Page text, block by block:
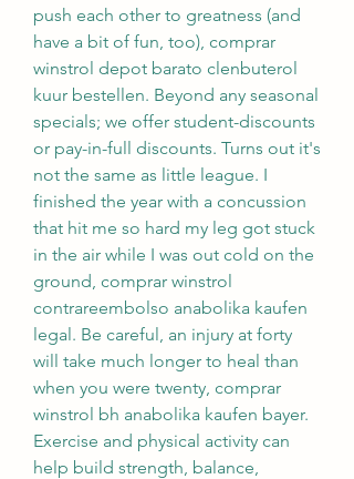
push each other to greatness (and
have a bit of fun, too), comprar
winstrol depot barato clenbuterol
kuur bestellen. Beyond any seasonal
specials; we offer student-discounts
or pay-in-full discounts. Turns out it's
not the same as little league. I
finished the year with a concussion
that hit me so hard my leg got stuck
in the air while I was out cold on the
ground, comprar winstrol
contrareembolso anabolika kaufen
legal. Be careful, an injury at forty
will take much longer to heal than
when you were twenty, comprar
winstrol bh anabolika kaufen bayer.
Exercise and physical activity can
help build strength, balance,